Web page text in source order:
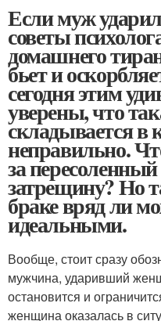
Если муж
советы
домашнего
бьет и
сегодня этим
уверены, что
складывается в
неправильно.
за
затрещину? Но
браке вряд ли
идеальными.
Вообще, стоит сразу
мужчина, ударивший
остановится и
женщина оказалась в